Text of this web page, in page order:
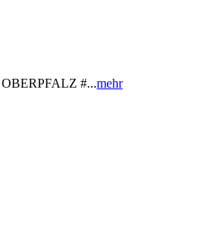
#...mehr